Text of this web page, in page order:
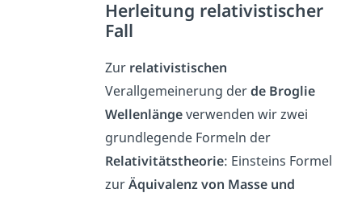
Herleitung relativistischer
Fall
Zur relativistischen
Verallgemeinerung derde Broglie
Wellenlängeverwenden wir zwei
grundlegende Formeln der
Relativitätstheorie: Einsteins Formel
zurÄquivalenz von Masse und